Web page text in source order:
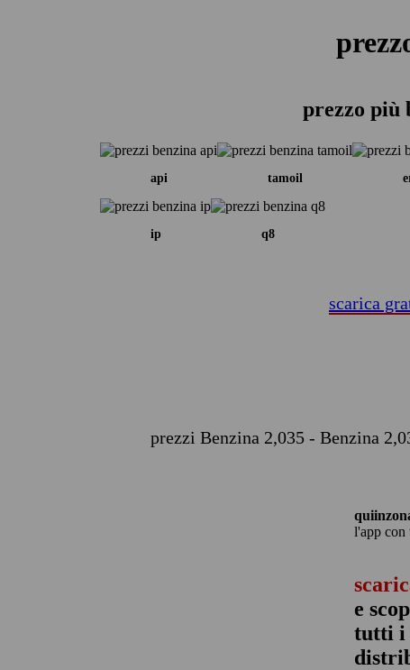
prezzo più
api tamoil
ip q8
scarica
prezzi Benzina 2,035 - Benzina
l'app con
e
tutti i